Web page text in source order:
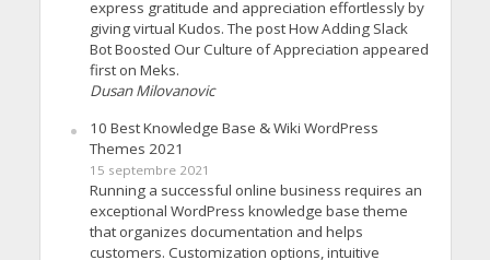
express gratitude and appreciation effortlessly by
giving virtual Kudos. The post How Adding Slack
Bot Boosted Our Culture of Appreciation appeared
first on Meks.
Dusan Milovanovic
10 Best Knowledge Base & Wiki WordPress
Themes 2021
15 septembre 2021
Running a successful online business requires an
exceptional WordPress knowledge base theme
that organizes documentation and helps
customers. Customization options, intuitive